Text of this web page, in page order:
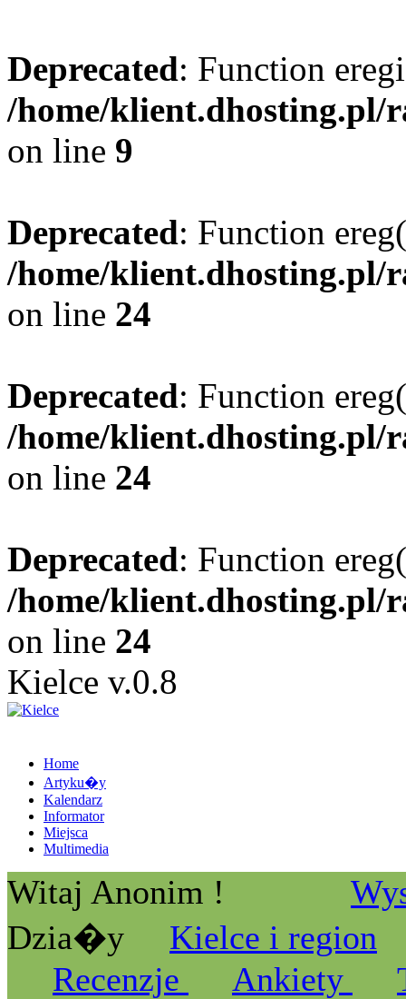
Deprecated: Function
/home/klient.dhosting.pl/
on line 9
Deprecated: Function
/home/klient.dhosting.pl/
on line 24
Deprecated: Function
/home/klient.dhosting.pl/
on line 24
Deprecated: Function
/home/klient.dhosting.pl/
on line 24
Kielce v.0.8
Home
Artyku�y
Kalendarz
Informator
Miejsca
Multimedia
Witaj Anonim !
Dzia�y
Kielce i region
Recenzje
Ankiety